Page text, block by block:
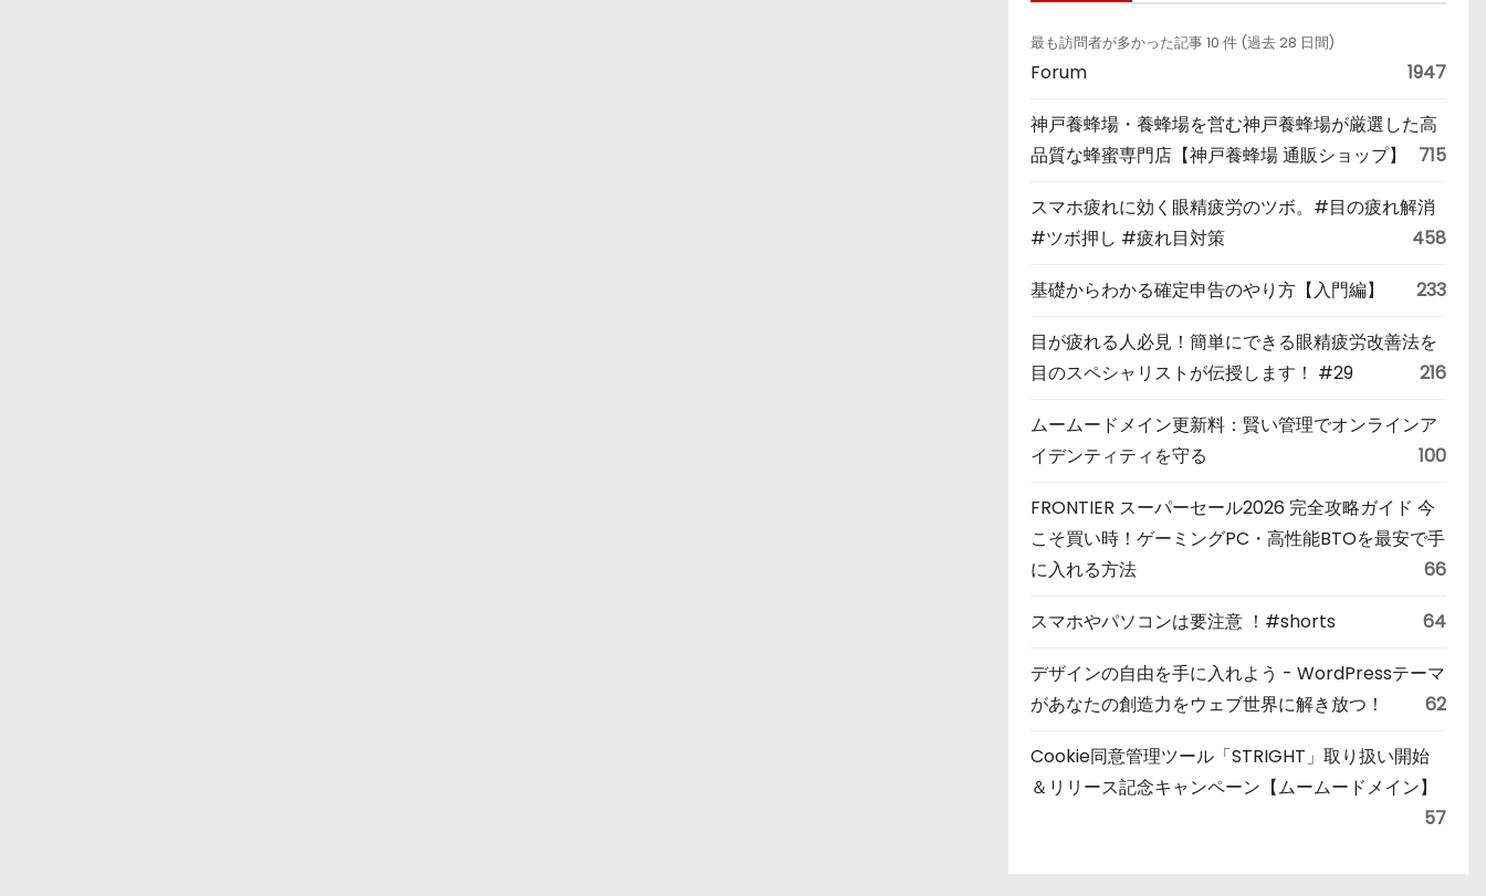
最も訪問者が多かった記事 10 件 (過去 28 日間)
Forum 1947
神戸養蜂場・養蜂場を営む神戸養蜂場が厳選した高
品質な蜂蜜専門店【神戸養蜂場 通販ショップ】
715
スマホ疲れに効く眼精疲労のツボ。#目の疲れ解消
#ツボ押し #疲れ目対策
458
基礎からわかる確定申告のやり方【入門編】 233
目が疲れる人必見！簡単にできる眼精疲労改善法を
目のスペシャリストが伝授します！ #29
216
ムームードメイン更新料：賢い管理でオンラインア
イデンティティを守る
100
FRONTIER スーパーセール2026 完全攻略ガイド 今
こそ買い時！ゲーミングPC・高性能BTOを最安で手
に入れる方法
66
スマホやパソコンは要注意 ！#shorts 64
デザインの自由を手に入れよう - WordPressテーマ
があなたの創造力をウェブ世界に解き放つ！
62
Cookie同意管理ツール「STRIGHT」取り扱い開始
＆リリース記念キャンペーン【ムームードメイン】
57